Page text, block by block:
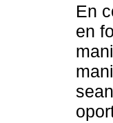
En
en